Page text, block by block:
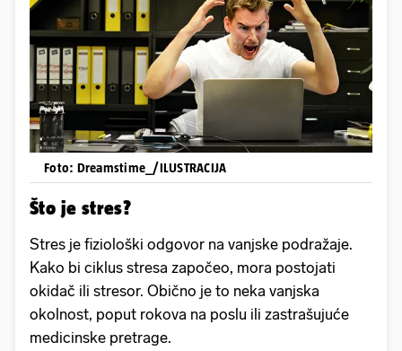
Foto: Dreamstime_/ILUSTRACIJA
Što je stres?
Stres je fiziološki odgovor na vanjske podražaje.
Kako bi ciklus stresa započeo, mora postojati
okidač ili stresor. Obično je to neka vanjska
okolnost, poput rokova na poslu ili zastrašujuće
medicinske pretrage.